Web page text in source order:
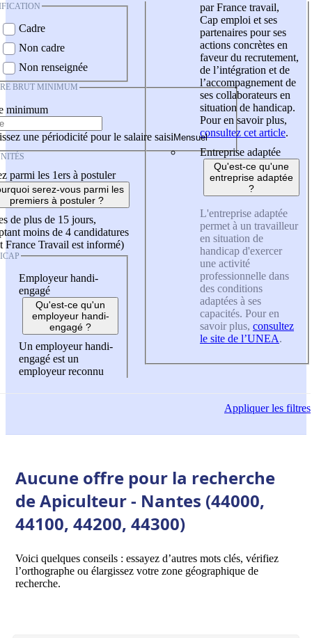
Cadre
Non cadre
Non renseignée
BRUT MINIMUM
minimum
une périodicité pour le salaire saisi
parmi les 1ers à postuler
serez-vous parmi les
premiers à postuler ?
de plus de 15 jours,
moins de 4 candidatures
France Travail est informé)
Employeur handi-
engagé
Qu'est-ce qu'un
employeur handi-
engagé ?
Un employeur handi-
engagé est un
employeur reconnu
par France travail,
Cap emploi et ses
partenaires pour ses
actions concrètes en
faveur du recrutement,
de l’intégration et de
l’accompagnement de
ses collaborateurs en
situation de handicap.
Pour en savoir plus,
consultez cet article.
Entreprise adaptée
Qu'est-ce qu'une
entreprise adaptée
?
L'entreprise adaptée
permet à un travailleur
en situation de
handicap d'exercer
une activité
professionnelle dans
des conditions
adaptées à ses
capacités. Pour en
savoir plus, consultez
le site de l’UNEA.
Appliquerles filtres
Aucune offre pour la recherche
de Apiculteur - Nantes (44000,
44100, 44200, 44300)
Voici quelques conseils : essayez d’autres mots clés, vérifiez
l’orthographe ou élargissez votre zone géographique de
recherche.